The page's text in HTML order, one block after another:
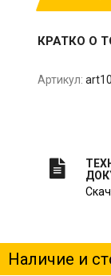
КРАТКО О
Артикул:
Наличие и